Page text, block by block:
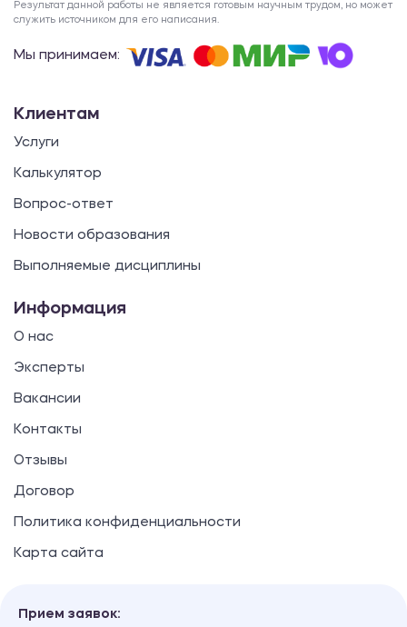
Результат данной работы не является готовым научным трудом, но может
служить источником для его написания.
Мы принимаем:
Клиентам
Услуги
Калькулятор
Вопрос-ответ
Новости образования
Выполняемые дисциплины
Информация
О нас
Эксперты
Вакансии
Контакты
Отзывы
Договор
Политика конфиденциальности
Карта сайта
Прием заявок: